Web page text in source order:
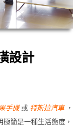
設計
手機或 特斯拉汽車 ，
簡是一種生活態度，